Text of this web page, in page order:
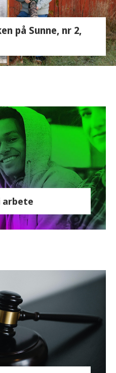
på Sunne, nr 2,
arbete